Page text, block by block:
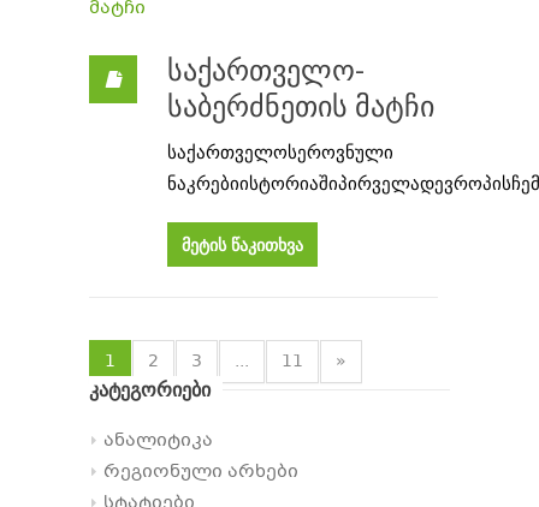
საქართველო-
საბერძნეთის მატჩი
საქართველოსეროვნული
ნაკრებიისტორიაშიპირველადევროპის
მეტის წაკითხვა
1 2 3 ... 11
»
კატეგორიები
ანალიტიკა
რეგიონული არხები